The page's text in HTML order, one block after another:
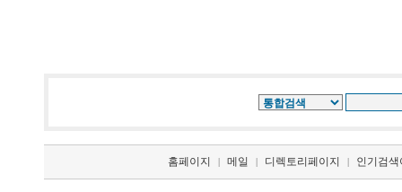
홈페이지 | 메일 | 디렉토리페이지 | 인기검색